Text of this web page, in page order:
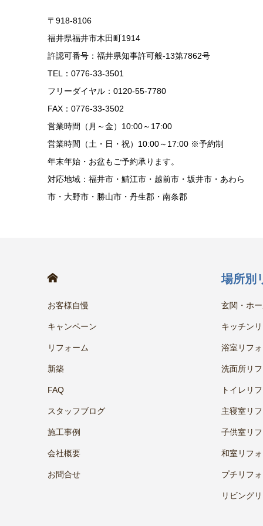
〒918-8106
福井県福井市木田町1914
許認可番号：福井県知事許可般-13第7862号
TEL：0776-33-3501
フリーダイヤル：0120-55-7780
FAX：0776-33-3502
営業時間（月～金）10:00～17:00
営業時間（土・日・祝）10:00～17:00 ※予約制
年末年始・お盆もご予約承ります。
対応地域：福井市・鯖江市・越前市・坂井市・あわら
市・大野市・勝山市・丹生郡・南条郡
お客様自慢
キャンペーン
リフォーム
新築
FAQ
スタッフブログ
施工事例
会社概要
お問合せ
場所別
玄関・ホ
キッチン
浴室リフ
洗面所リ
トイレリ
主寝室リ
子供室リ
和室リフ
プチリフ
リビング